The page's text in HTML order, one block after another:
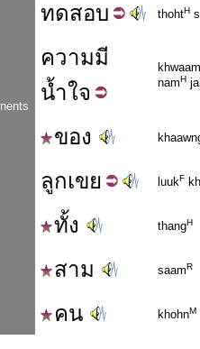
ทดสอบ thohtH
ความมี
น้ำใจ
khwaam
namH
ของ
ลูกเขย luukF
ทั้ง thangH
สาม saamR
คน khohnM